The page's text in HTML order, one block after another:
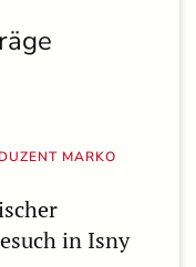
MARKO
in Isny